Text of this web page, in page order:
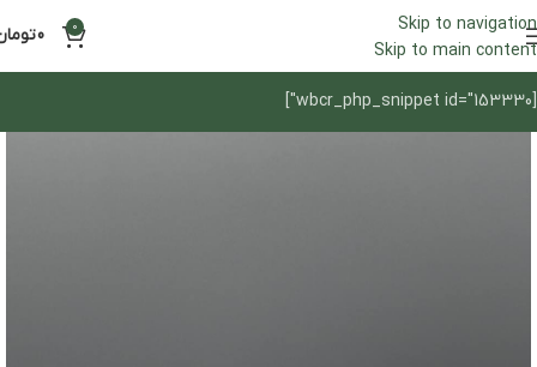
Skip to navigation
Skip to main content
0
0
[wbcr_php_snippet id="153330"]